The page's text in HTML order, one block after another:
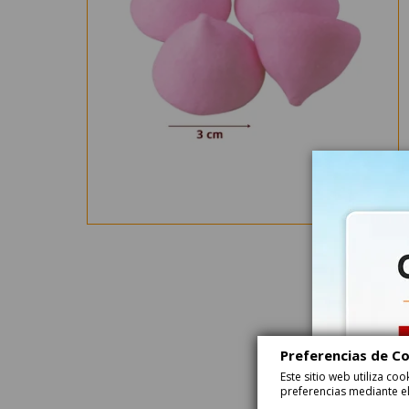
Preferencias de
Este sitio web utiliza
preferencias mediante